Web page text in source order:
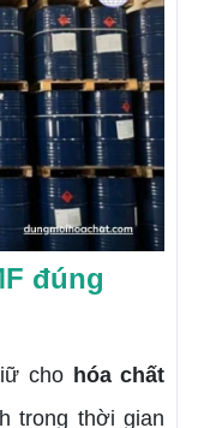
đúng
cho hóa chất
trong thời gian